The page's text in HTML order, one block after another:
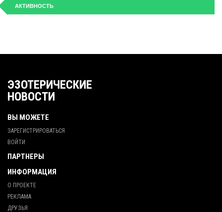
АКТИВНОСТЬ
ЭЗОТЕРИЧЕСКИЕ
НОВОСТИ
ВЫ МОЖЕТЕ
ЗАРЕГИСТРИРОВАТЬСЯ
ВОЙТИ
ПАРТНЕРЫ
ИНФОРМАЦИЯ
О ПРОЕКТЕ
РЕКЛАМА
ДРУЗЬЯ